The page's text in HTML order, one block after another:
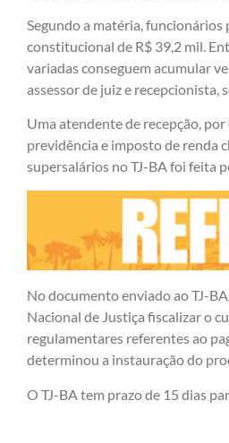
Segundo a matéria,
constitucional de R$ 39,2 mil.
variadas conseguem acumular
assessor de juiz e recepcionista,
Uma atendente de recepção,
previdência e imposto de renda
supersalários no TJ-BA foi feita
No documento enviado ao TJ-
Nacional de Justiça fiscalizar o
regulamentares referentes ao
determinou a instauração do
O TJ-BA tem prazo de 15 dias